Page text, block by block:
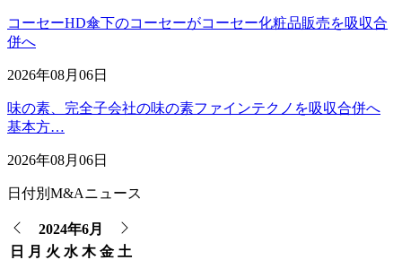
コーセーHD傘下のコーセーがコーセー化粧品販売を吸収合
併へ
2026年08月06日
味の素、完全子会社の味の素ファインテクノを吸収合併へ
基本方…
2026年08月06日
日付別M&Aニュース
2024年6月
日
月 火 水 木 金 土